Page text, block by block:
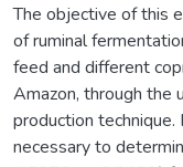
The objective of this
of ruminal
feed and different
Amazon, through the
production
necessary to